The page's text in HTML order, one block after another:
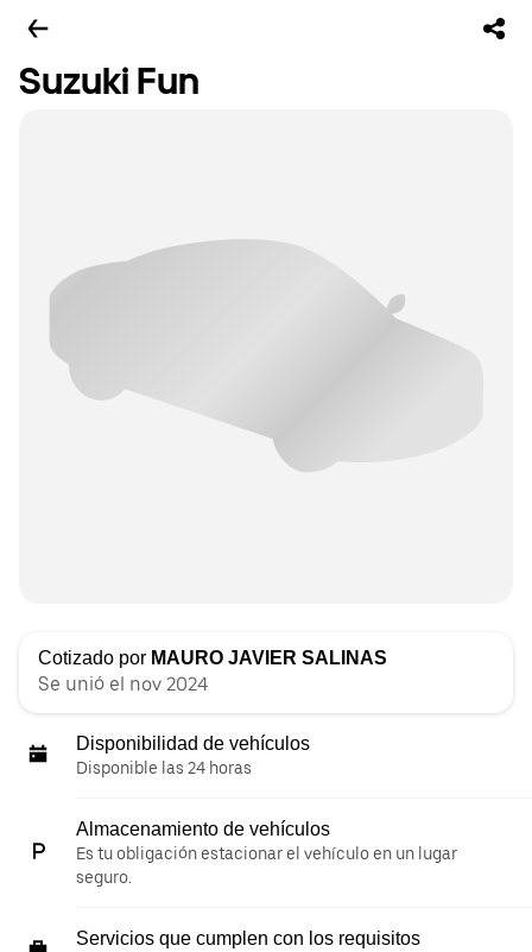
Suzuki Fun
Cotizado por MAURO JAVIER SALINAS
Se unió el nov 2024
Disponibilidad de vehículos
Disponible las 24 horas
Almacenamiento de vehículos
Es tu obligación estacionar el vehículo en un lugar
seguro.
Servicios que cumplen con los requisitos